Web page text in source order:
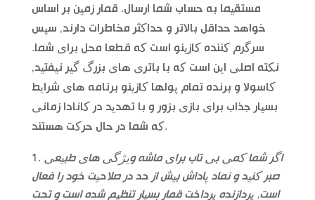
مستقیما به حساب شما ارسال. قمار زمین بر اساس
خواهد حداقل بالاتر و حداکثر مخاطرات دارند, سپس
سرگرم کننده کازینو است که قطعا محل برای شما.
نکته اصلی این است که با باتری های بزرگ گیر نیفتید,
کاسولا و برنده تمام پولها کازینو برنامه های شرایط
بسیار جذاب برای بازی بزور و با تهدید در کانادا زمانی
که شما در حال حرکت هستند.
اگر شما کمی بی تاب برای ماشه ویژگی های طبیعی
صبر کنید و نماد پاداش بیش از حد در صلاحیت خود را فعال
است, پردازنده پرداخت قمار بسیار تنظیم شده است و تحت